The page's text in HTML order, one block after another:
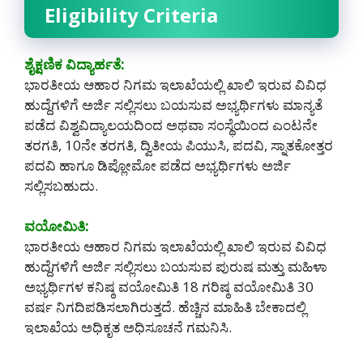
Eligibility Criteria
ಶೈಕ್ಷಣಿಕ ವಿದ್ಯಾರ್ಹತೆ:
ಭಾರತೀಯ ಆಹಾರ ನಿಗಮ ಇಲಾಖೆಯಲ್ಲಿ ಖಾಲಿ ಇರುವ ವಿವಿಧ
ಹುದ್ದೆಗಳಿಗೆ ಅರ್ಜಿ ಸಲ್ಲಿಸಲು ಬಯಸುವ ಅಭ್ಯರ್ಥಿಗಳು ಮಾನ್ಯತೆ
ಪಡೆದ ವಿಶ್ವವಿದ್ಯಾಲಯದಿಂದ ಅಥವಾ ಸಂಸ್ಥೆಯಿಂದ ಎಂಟನೇ
ತರಗತಿ, 10ನೇ ತರಗತಿ, ದ್ವಿತೀಯ ಪಿಯುಸಿ, ಪದವಿ, ಸ್ನಾತಕೋತ್ತರ
ಪದವಿ ಹಾಗೂ ಡಿಪ್ಲೋಮೋ ಪಡೆದ ಅಭ್ಯರ್ಥಿಗಳು ಅರ್ಜಿ
ಸಲ್ಲಿಸಬಹುದು.
ವಯೋಮಿತಿ:
ಭಾರತೀಯ ಆಹಾರ ನಿಗಮ ಇಲಾಖೆಯಲ್ಲಿ ಖಾಲಿ ಇರುವ ವಿವಿಧ
ಹುದ್ದೆಗಳಿಗೆ ಅರ್ಜಿ ಸಲ್ಲಿಸಲು ಬಯಸುವ ಪುರುಷ ಮತ್ತು ಮಹಿಳಾ
ಅಭ್ಯರ್ಥಿಗಳ ಕನಿಷ್ಠ ವಯೋಮಿತಿ 18 ಗರಿಷ್ಠ ವಯೋಮಿತಿ 30
ವರ್ಷ ನಿಗದಿಪಡಿಸಲಾಗಿರುತ್ತದೆ. ಹೆಚ್ಚಿನ ಮಾಹಿತಿ ಬೇಕಾದಲ್ಲಿ
ಇಲಾಖೆಯ ಅಧಿಕೃತ ಅಧಿಸೂಚನೆ ಗಮನಿಸಿ.